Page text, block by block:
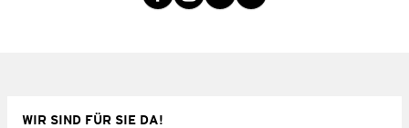
WIR SIND FÜR SIE DA!